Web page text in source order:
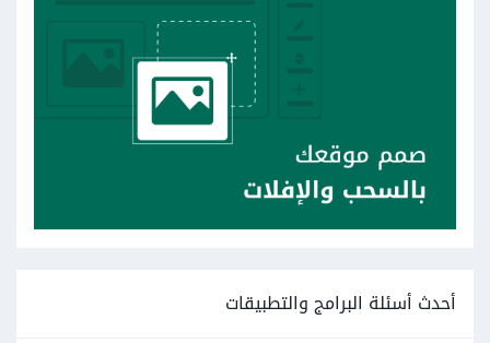
أحدث أسئلة البرامج والتطبيقات